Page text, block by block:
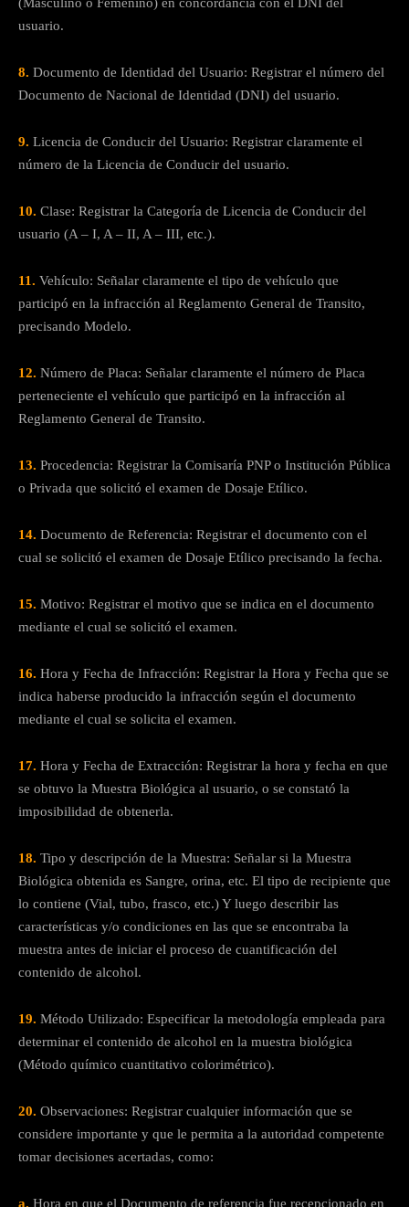
usuario.
8. Documento de Identidad del Usuario: Registrar el número del
Documento de Nacional de Identidad (DNI) del usuario.
9. Licencia de Conducir del Usuario: Registrar claramente el
número de la Licencia de Conducir del usuario.
10. Clase: Registrar la Categoría de Licencia de Conducir del
usuario (A – I, A – II, A – III, etc.).
11. Vehículo: Señalar claramente el tipo de vehículo que
participó en la infracción al Reglamento General de Transito,
precisando Modelo.
12. Número de Placa: Señalar claramente el número de Placa
perteneciente el vehículo que participó en la infracción al
Reglamento General de Transito.
13. Procedencia: Registrar la Comisaría PNP o Institución Pública
o Privada que solicitó el examen de Dosaje Etílico.
14. Documento de Referencia: Registrar el documento con el
cual se solicitó el examen de Dosaje Etílico precisando la fecha.
15. Motivo: Registrar el motivo que se indica en el documento
mediante el cual se solicitó el examen.
16. Hora y Fecha de Infracción: Registrar la Hora y Fecha que se
indica haberse producido la infracción según el documento
mediante el cual se solicita el examen.
17. Hora y Fecha de Extracción: Registrar la hora y fecha en que
se obtuvo la Muestra Biológica al usuario, o se constató la
imposibilidad de obtenerla.
18. Tipo y descripción de la Muestra: Señalar si la Muestra
Biológica obtenida es Sangre, orina, etc. El tipo de recipiente que
lo contiene (Vial, tubo, frasco, etc.) Y luego describir las
características y/o condiciones en las que se encontraba la
muestra antes de iniciar el proceso de cuantificación del
contenido de alcohol.
19. Método Utilizado: Especificar la metodología empleada para
determinar el contenido de alcohol en la muestra biológica
(Método químico cuantitativo colorimétrico).
20. Observaciones: Registrar cualquier información que se
considere importante y que le permita a la autoridad competente
tomar decisiones acertadas, como:
a. Hora en que el Documento de referencia fue recepcionado en